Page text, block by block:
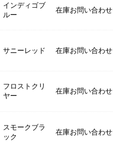
インディゴブ
ルー
在庫お問い合わせ
サニーレッド 在庫お問い合わせ
フロストクリ
ヤー
在庫お問い合わせ
スモークブラ
ック
在庫お問い合わせ